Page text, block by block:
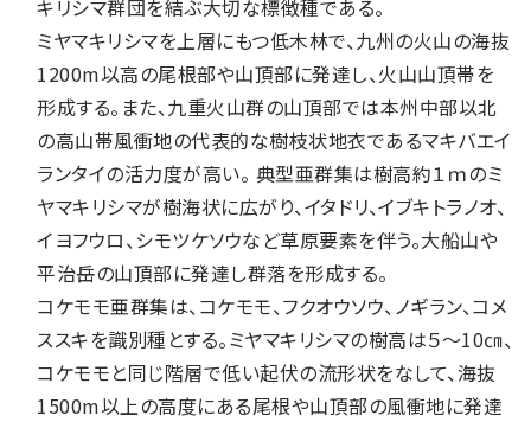
キリシマ群団を結ぶ大切な標徴種である。
ミヤマキリシマを上層にもつ低木林で、九州の火山の海抜
1200m以高の尾根部や山頂部に発達し、火山山頂帯を
形成する。また、九重火山群の山頂部では本州中部以北
の高山帯風衝地の代表的な樹枝状地衣であるマキバエイ
ランタイの活力度が高い。 典型亜群集は樹高約１ｍのミ
ヤマキリシマが樹海状に広がり、イタドリ、イブキトラノオ、
イヨフウロ、シモツケソウなど草原要素を伴う。大船山や
平治岳の山頂部に発達し群落を形成する。
コケモモ亜群集は、コケモモ、フクオウソウ、ノギラン、コメ
ススキを識別種とする。ミヤマキリシマの樹高は５～10㎝、
コケモモと同じ階層で低い起伏の流形状をなして、海抜
1500m以上の高度にある尾根や山頂部の風衝地に発達